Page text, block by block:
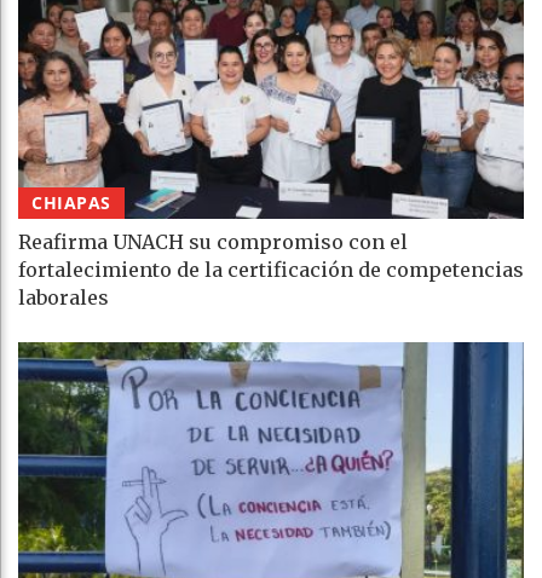
CHIAPAS
Reafirma UNACH su compromiso con el
fortalecimiento de la certificación de competencias
laborales